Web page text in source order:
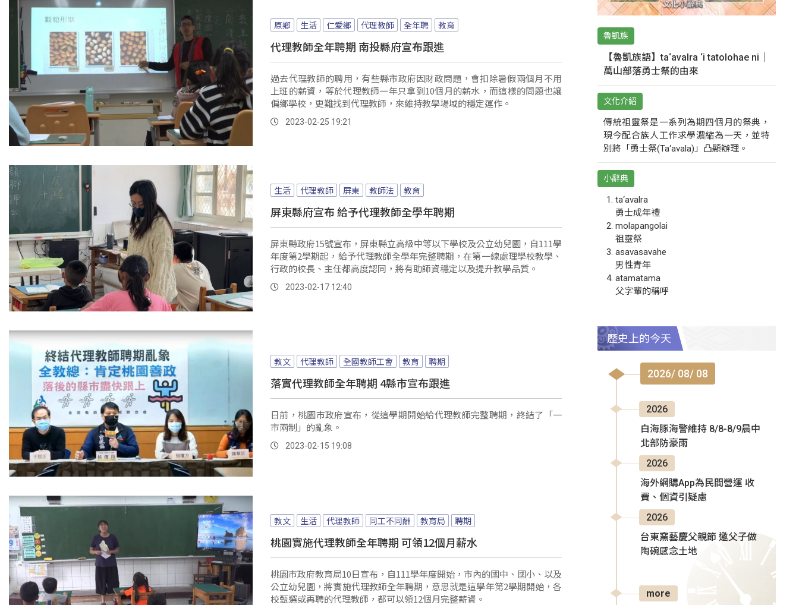
原鄉 生活 仁愛鄉 代理教師 全年聘 教育
代理教師全年聘期 南投縣府宣布跟進
過去代理教師的聘用，有些縣市政府因財政問題，會扣除暑假兩個月不用
上班的薪資，等於代理教師一年只拿到10個月的薪水，而這樣的問題也讓
偏鄉學校，更難找到代理教師，來維持教學場域的穩定運作。
2023-02-25 19:21
生活 代理教師 屏東 教師法 教育
屏東縣府宣布 給予代理教師全學年聘期
屏東縣政府15號宣布，屏東縣立高級中等以下學校及公立幼兒園，自111學
年度第2學期起，給予代理教師全學年完整聘期，在第一線處理學校教學、
行政的校長、主任都高度認同，將有助師資穩定以及提升教學品質。
2023-02-17 12:40
教文 代理教師 全國教師工會 教育 聘期
落實代理教師全年聘期 4縣市宣布跟進
日前，桃園市政府宣布，從這學期開始給代理教師完整聘期，終結了「一
市兩制」的亂象。
2023-02-15 19:08
教文 生活 代理教師 同工不同酬 教育局 聘期
桃園實施代理教師全年聘期 可領12個月薪水
桃園市政府教育局10日宣布，自111學年度開始，市內的國中、國小、以及
公立幼兒園，將實施代理教師全年聘期，意思就是這學年第2學期開始，各
校甄選或再聘的代理教師，都可以領12個月完整薪資。
魯凱族
【魯凱族語】ta‘avalra ‘i tatolohae ni｜
萬山部落勇士祭的由來
文化介紹
傳統祖靈祭是一系列為期四個月的祭典，
現今配合族人工作求學濃縮為一天，並特
別將「勇士祭(Ta‘avala)」凸顯辦理。
小辭典
ta‘avalra
勇士成年禮
molapangolai
祖靈祭
asavasavahe
男性青年
atamatama
父字輩的稱呼
歷史上的今天
2026/ 08/ 08
2026
白海豚海警維持 8/8-8/9晨中
北部防豪雨
2026
海外網購App為民間營運 收
費、個資引疑慮
2026
台東窯藝慶父親節 邀父子做
陶碗感念土地
more